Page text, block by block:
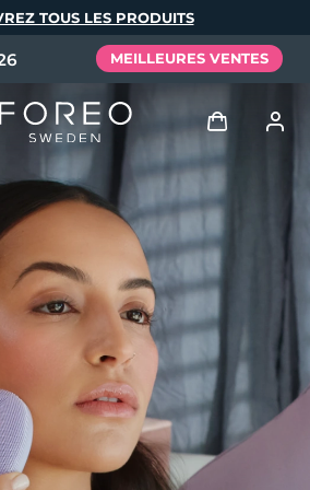
TOUS LES PRODUITS
MEILLEURES VENTES
Se connecter
Profil de l'utilisateur
Mes appareils
Mes commandes
Mes adresses
Mes abonnements
Tech Elixir
Set
Deutsch
Español
Português
Русский
体中文 繁體中文